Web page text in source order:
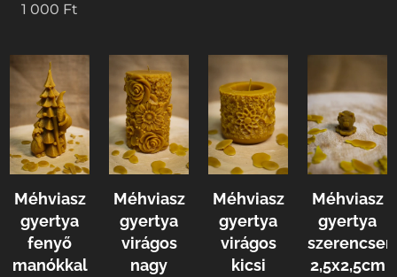
1 000 Ft
Méhviasz
gyertya
fenyő
manókkal
Méhviasz
gyertya
virágos
nagy
Méhviasz
gyertya
virágos
kicsi
Méhviasz
gyertya
2,5x2,5cm